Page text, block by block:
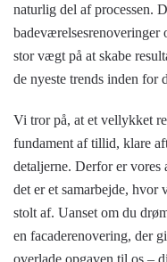
naturlig del af processen.
stor vægt på at skabe
de nyeste trends inden for
Vi tror på, at et vellykket
fundament af tillid, klare
detaljerne. Derfor er vores
det er et samarbejde, hvor
stolt af. Uanset om du
en facaderenovering, der
overlade opgaven til os –